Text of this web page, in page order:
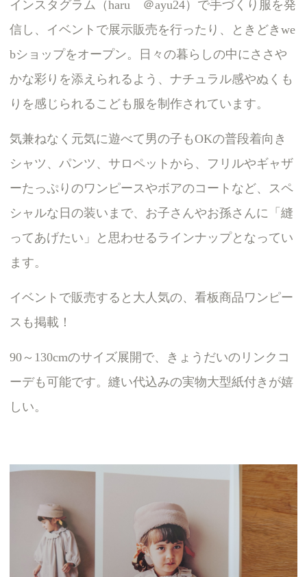
インスタグラム（haru ＠ayu24）で手づくり服を発
信し、イベントで展示販売を行ったり、ときどきwe
bショップをオープン。日々の暮らしの中にささや
かな彩りを添えられるよう、ナチュラル感やぬくも
りを感じられるこども服を制作されています。
気兼ねなく元気に遊べて男の子もOKの普段着向き
シャツ、パンツ、サロペットから、フリルやギャザ
ーたっぷりのワンピースやボアのコートなど、スペ
シャルな日の装いまで、お子さんやお孫さんに「縫
ってあげたい」と思わせるラインナップとなってい
ます。
イベントで販売すると大人気の、看板商品ワンピー
スも掲載！
90～130cmのサイズ展開で、きょうだいのリンクコ
ーデも可能です。縫い代込みの実物大型紙付きが嬉
しい。